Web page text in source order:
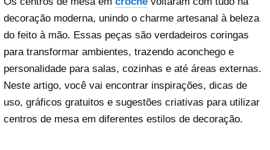
decoração moderna, unindo o charme artesanal à beleza
do feito à mão. Essas peças são verdadeiros coringas
para transformar ambientes, trazendo aconchego e
personalidade para salas, cozinhas e até áreas externas.
Neste artigo, você vai encontrar inspirações, dicas de
uso, gráficos gratuitos e sugestões criativas para utilizar
centros de mesa em diferentes estilos de decoração.